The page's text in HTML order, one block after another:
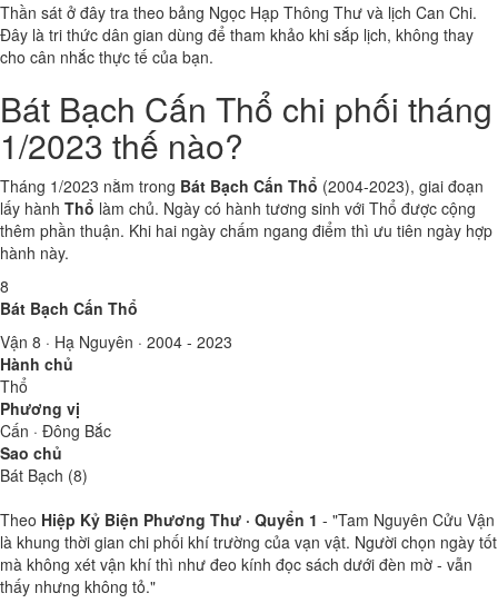
Thần sát ở đây tra theo bảng Ngọc Hạp Thông Thư và lịch Can Chi.
Đây là tri thức dân gian dùng để tham khảo khi sắp lịch, không thay
cho cân nhắc thực tế của bạn.
Bát Bạch Cấn Thổ chi phối tháng
1/2023 thế nào?
Tháng 1/2023 nằm trong Bát Bạch Cấn Thổ (2004-2023), giai đoạn
lấy hành Thổ làm chủ. Ngày có hành tương sinh với Thổ được cộng
thêm phần thuận. Khi hai ngày chấm ngang điểm thì ưu tiên ngày hợp
hành này.
8
Bát Bạch Cấn Thổ
Vận 8 · Hạ Nguyên · 2004 - 2023
Hành chủ
Thổ
Phương vị
Cấn · Đông Bắc
Sao chủ
Bát Bạch (8)
Theo Hiệp Kỷ Biện Phương Thư · Quyển 1 - "Tam Nguyên Cửu Vận
là khung thời gian chi phối khí trường của vạn vật. Người chọn ngày tốt
mà không xét vận khí thì như đeo kính đọc sách dưới đèn mờ - vẫn
thấy nhưng không tỏ."